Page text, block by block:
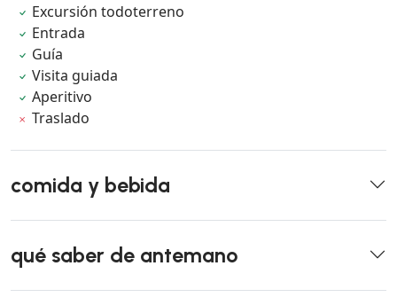
Excursión todoterreno
Entrada
Guía
Visita guiada
Aperitivo
Traslado
comida y bebida
qué saber de antemano